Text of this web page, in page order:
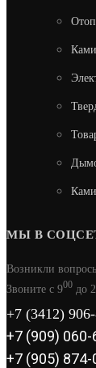
МЫ В
Возникли
Звоните с 900 до
+7 (3412)
+7 (909) 060-
+7 (905)